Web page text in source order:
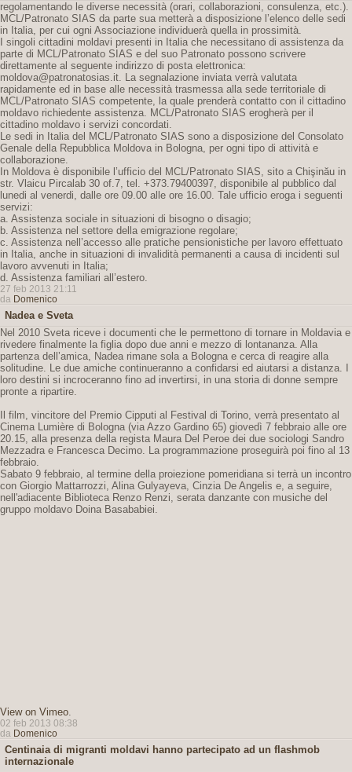
regolamentando le diverse necessità (orari, collaborazioni, consulenza, etc.).
MCL/Patronato SIAS da parte sua metterà a disposizione l’elenco delle sedi
in Italia, per cui ogni Associazione individuerà quella in prossimità.
I singoli cittadini moldavi presenti in Italia che necessitano di assistenza da
parte di MCL/Patronato SIAS e del suo Patronato possono scrivere
direttamente al seguente indirizzo di posta elettronica:
moldova@patronatosias.it. La segnalazione inviata verrà valutata
rapidamente ed in base alle necessità trasmessa alla sede territoriale di
MCL/Patronato SIAS competente, la quale prenderà contatto con il cittadino
moldavo richiedente assistenza. MCL/Patronato SIAS erogherà per il
cittadino moldavo i servizi concordati.
Le sedi in Italia del MCL/Patronato SIAS sono a disposizione del Consolato
Genale della Repubblica Moldova in Bologna, per ogni tipo di attività e
collaborazione.
In Moldova è disponibile l’ufficio del MCL/Patronato SIAS, sito a Chişinău in
str. Vlaicu Pircalab 30 of.7, tel. +373.79400397, disponibile al pubblico dal
lunedi al venerdi, dalle ore 09.00 alle ore 16.00. Tale ufficio eroga i seguenti
servizi:
a. Assistenza sociale in situazioni di bisogno o disagio;
b. Assistenza nel settore della emigrazione regolare;
c. Assistenza nell’accesso alle pratiche pensionistiche per lavoro effettuato
in Italia, anche in situazioni di invalidità permanenti a causa di incidenti sul
lavoro avvenuti in Italia;
d. Assistenza familiari all’estero.
27 feb 2013 21:11
da Domenico
Nadea e Sveta
Nel 2010 Sveta riceve i documenti che le permettono di tornare in Moldavia e
rivedere finalmente la figlia dopo due anni e mezzo di lontananza. Alla
partenza dell’amica, Nadea rimane sola a Bologna e cerca di reagire alla
solitudine. Le due amiche continueranno a confidarsi ed aiutarsi a distanza. I
loro destini si incroceranno fino ad invertirsi, in una storia di donne sempre
pronte a ripartire.
Il film, vincitore del Premio Cipputi al Festival di Torino, verrà presentato al
Cinema Lumière di Bologna (via Azzo Gardino 65) giovedì 7 febbraio alle ore
20.15, alla presenza della regista Maura Del Peroe dei due sociologi Sandro
Mezzadra e Francesca Decimo. La programmazione proseguirà poi fino al 13
febbraio.
Sabato 9 febbraio, al termine della proiezione pomeridiana si terrà un incontro
con Giorgio Mattarrozzi, Alina Gulyayeva, Cinzia De Angelis e, a seguire,
nell'adiacente Biblioteca Renzo Renzi, serata danzante con musiche del
gruppo moldavo Doina Basababiei.
View on Vimeo.
02 feb 2013 08:38
da Domenico
Centinaia di migranti moldavi hanno partecipato ad un flashmob
internazionale